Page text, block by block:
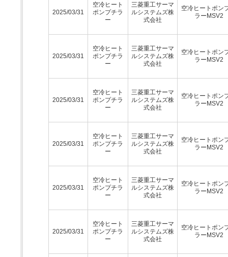
2025/03/31
空冷ヒート
ポンプチラ
ー
三菱重工サーマ
ルシステムズ株
式会社
空冷ヒートポン
ラーMSV2
2025/03/31
空冷ヒート
ポンプチラ
ー
三菱重工サーマ
ルシステムズ株
式会社
空冷ヒートポン
ラーMSV2
2025/03/31
空冷ヒート
ポンプチラ
ー
三菱重工サーマ
ルシステムズ株
式会社
空冷ヒートポン
ラーMSV2
2025/03/31
空冷ヒート
ポンプチラ
ー
三菱重工サーマ
ルシステムズ株
式会社
空冷ヒートポン
ラーMSV2
2025/03/31
空冷ヒート
ポンプチラ
ー
三菱重工サーマ
ルシステムズ株
式会社
空冷ヒートポン
ラーMSV2
2025/03/31
空冷ヒート
ポンプチラ
ー
三菱重工サーマ
ルシステムズ株
式会社
空冷ヒートポン
ラーMSV2